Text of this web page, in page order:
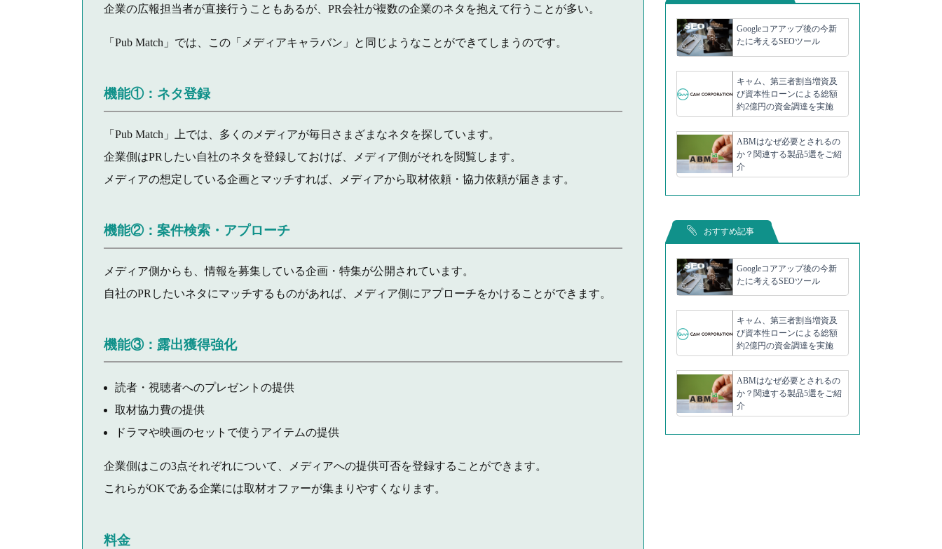
企業の広報担当者が直接行うこともあるが、PR会社が複数の企業のネタを抱えて行うことが多い。
「Pub Match」では、この「メディアキャラバン」と同じようなことができてしまうのです。
機能①：ネタ登録
「Pub Match」上では、多くのメディアが毎日さまざまなネタを探しています。
企業側はPRしたい自社のネタを登録しておけば、メディア側がそれを閲覧します。
メディアの想定している企画とマッチすれば、メディアから取材依頼・協力依頼が届きます。
機能②：案件検索・アプローチ
メディア側からも、情報を募集している企画・特集が公開されています。
自社のPRしたいネタにマッチするものがあれば、メディア側にアプローチをかけることができます。
機能③：露出獲得強化
読者・視聴者へのプレゼントの提供
取材協力費の提供
ドラマや映画のセットで使うアイテムの提供
企業側はこの3点それぞれについて、メディアへの提供可否を登録することができます。
これらがOKである企業には取材オファーが集まりやすくなります。
料金
Googleコアアップ後の今新
たに考えるSEOツール
キャム、第三者割当増資及
び資本性ローンによる総額
約2億円の資金調達を実施
ABMはなぜ必要とされるの
か？関連する製品5選をご紹
介
おすすめ記事
Googleコアアップ後の今新
たに考えるSEOツール
キャム、第三者割当増資及
び資本性ローンによる総額
約2億円の資金調達を実施
ABMはなぜ必要とされるの
か？関連する製品5選をご紹
介